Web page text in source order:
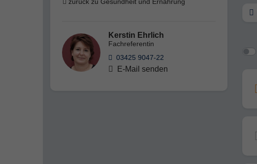
zurück zu Gesundheit und Ernährung
Kerstin Ehrlich
Fachreferentin
03425 9047-22
E-Mail senden